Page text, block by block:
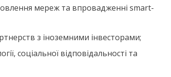
мереж та впровадженні smart-
з іноземними інвесторами;
соціальної відповідальності та